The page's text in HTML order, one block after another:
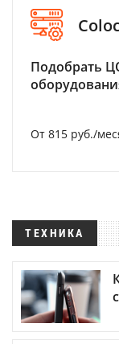
Подобрать
От 815 руб./
ТЕХНИКА